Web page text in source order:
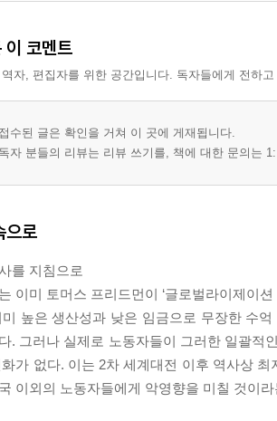
이 코멘트
자, 편집자를 위한 공간입니다. 독자들에게 전하
접수된 글은 확인을 거쳐 이 곳에 게재됩니다.
독자 분들의 리뷰는 리뷰 쓰기를, 책에 대한 문의는
으로
를 지침으로
이미 토머스 프리드먼이 ‘글로벌라이제이
미 높은 생산성과 낮은 임금으로 무장한 수
. 그러나 실제로 노동자들이 그러한 일괄적
가 없다. 이는 2차 세계대전 이후 역사상
이외의 노동자들에게 악영향을 미칠 것이